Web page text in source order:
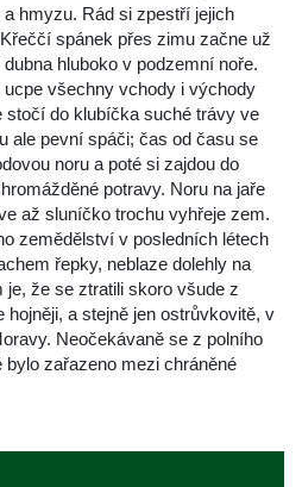
hmyzu. Rád si zpestří jejich
spánek přes zimu začne už
hluboko v podzemní noře.
všechny vchody i východy
stočí do klubíčka suché trávy ve
ale pevní spáči; čas od času se
noru a poté si zajdou do
potravy. Noru na jaře
až sluníčko trochu vyhřeje zem.
zemědělství v posledních létech
řepky, neblaze dolehly na
že se ztratili skoro všude z
hojněji, a stejně jen ostrůvkovitě, v
Neočekávaně se z polního
zařazeno mezi chráněné